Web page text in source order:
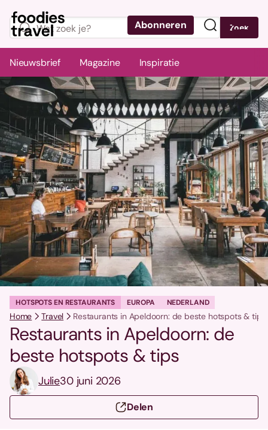
Abonneren Zoek
Nieuwsbrief Magazine Inspiratie
HOTSPOTS EN RESTAURANTS EUROPA NEDERLAND
Home Travel Restaurants in Apeldoorn: de beste hotspots & tips
Restaurants in Apeldoorn: de
beste hotspots & tips
Julie30 juni 2026
Delen